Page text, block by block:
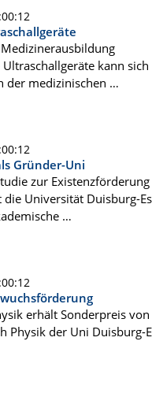
kann
der medizinischen …
Gründer-Uni
zur Existenzförderung
Universität Duisburg-
…
erhält Sonderpreis
Physik der Uni Duisburg-